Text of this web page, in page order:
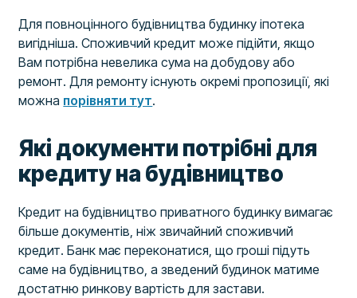
Для повноцінного будівництва будинку іпотека
вигідніша. Споживчий кредит може підійти, якщо
Вам потрібна невелика сума на добудову або
ремонт. Для ремонту існують окремі пропозиції, які
можна порівняти тут.
Які документи потрібні для
кредиту на будівництво
Кредит на будівництво приватного будинку вимагає
більше документів, ніж звичайний споживчий
кредит. Банк має переконатися, що гроші підуть
саме на будівництво, а зведений будинок матиме
достатню ринкову вартість для застави.